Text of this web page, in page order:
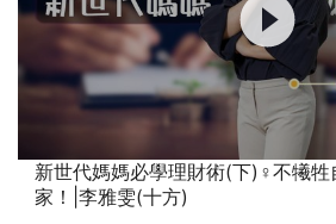
新世代媽媽必學理財術(下)‍♀️不犧牲
家！|李雅雯(十方)